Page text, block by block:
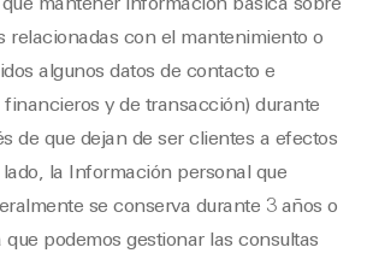
que mantener información básica sobre
relacionadas con el mantenimiento o
algunos datos de contacto e
financieros y de transacción) durante
de que dejan de ser clientes a efectos
la Información personal que
se conserva durante 3 años o
podemos gestionar las consultas